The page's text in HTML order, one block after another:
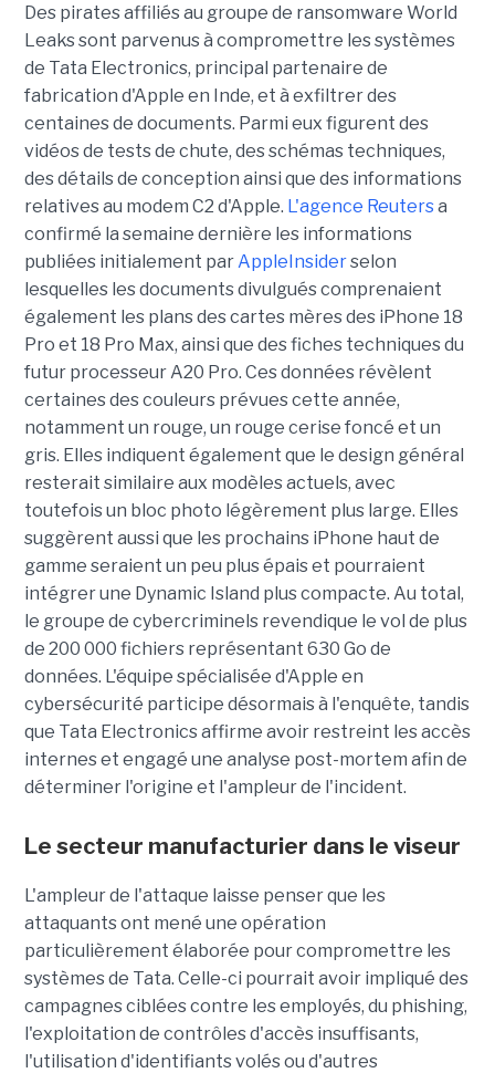
Des pirates affiliés au groupe de ransomware World
Leaks sont parvenus à compromettre les systèmes
de Tata Electronics, principal partenaire de
fabrication d'Apple en Inde, et à exfiltrer des
centaines de documents. Parmi eux figurent des
vidéos de tests de chute, des schémas techniques,
des détails de conception ainsi que des informations
relatives au modem C2 d'Apple. L'agence Reutersa
confirmé la semaine dernière les informations
publiées initialement parAppleInsiderselon
lesquelles les documents divulgués comprenaient
également les plans des cartes mères des iPhone 18
Pro et 18 Pro Max, ainsi que des fiches techniques du
futur processeur A20 Pro. Ces données révèlent
certaines des couleurs prévues cette année,
notamment un rouge, un rouge cerise foncé et un
gris. Elles indiquent également que le design général
resterait similaire aux modèles actuels, avec
toutefois un bloc photo légèrement plus large. Elles
suggèrent aussi que les prochains iPhone haut de
gamme seraient un peu plus épais et pourraient
intégrer une Dynamic Island plus compacte. Au total,
le groupe de cybercriminels revendique le vol de plus
de 200 000 fichiers représentant 630 Go de
données. L'équipe spécialisée d'Apple en
cybersécurité participe désormais à l'enquête, tandis
que Tata Electronics affirme avoir restreint les accès
internes et engagé une analyse post-mortem afin de
déterminer l'origine et l'ampleur de l'incident.
Le secteur manufacturier dans le viseur
L'ampleur de l'attaque laisse penser que les
attaquants ont mené une opération
particulièrement élaborée pour compromettre les
systèmes de Tata. Celle-ci pourrait avoir impliqué des
campagnes ciblées contre les employés, du phishing,
l'exploitation de contrôles d'accès insuffisants,
l'utilisation d'identifiants volés ou d'autres